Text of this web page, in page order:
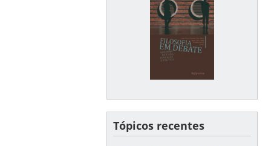
Tópicos recentes